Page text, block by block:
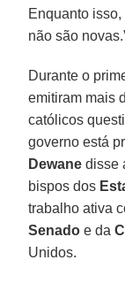
Enquanto
não são
Durante o
emitiram mais
católicos
governo está
Dewane disse
bispos dos
trabalho ativa
Senado e da
Unidos.